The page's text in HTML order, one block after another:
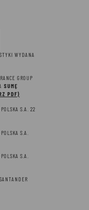
WYDANA
GROUP
SUMĘ
PDF)
S.A. 22
S.A.
S.A.